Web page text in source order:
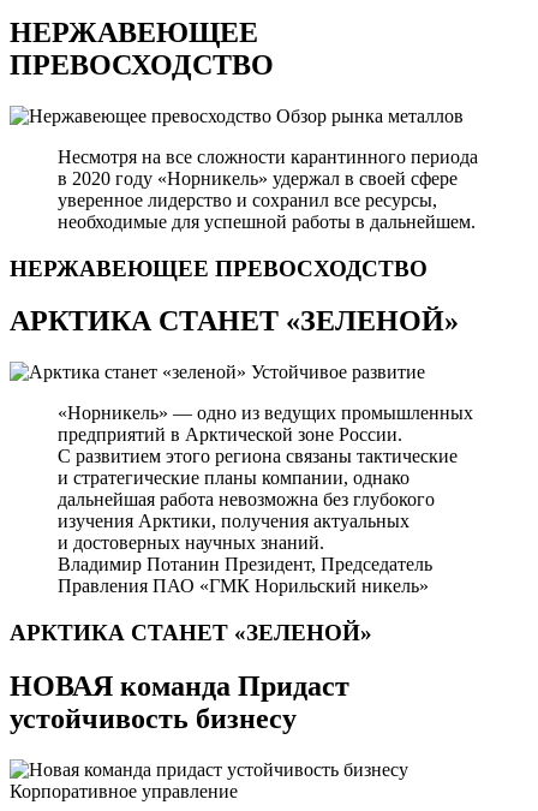
НЕРЖАВЕЮЩЕЕ
ПРЕВОСХОДСТВО
Обзор рынка металлов
Несмотря на все сложности карантинного периода
в 2020 году «Норникель» удержал в своей сфере
уверенное лидерство и сохранил все ресурсы,
необходимые для успешной работы в дальнейшем.
НЕРЖАВЕЮЩЕЕ ПРЕВОСХОДСТВО
АРКТИКА СТАНЕТ «ЗЕЛЕНОЙ»
Устойчивое развитие
«Норникель» — одно из ведущих промышленных
предприятий в Арктической зоне России.
С развитием этого региона связаны тактические
и стратегические планы компании, однако
дальнейшая работа невозможна без глубокого
изучения Арктики, получения актуальных
и достоверных научных знаний.
Владимир Потанин Президент, Председатель
Правления ПАО «ГМК Норильский никель»
АРКТИКА СТАНЕТ «ЗЕЛЕНОЙ»
НОВАЯ команда Придаст
устойчивость бизнесу
Корпоративное управление